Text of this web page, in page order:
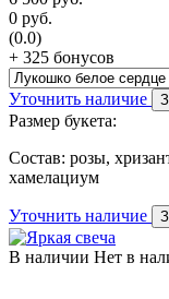
0 руб.
(0.0)
+ 325 бонусов
Уточнить наличие
Размер букета:
Состав: розы,
хамелациум
Уточнить наличие
В наличии Нет в